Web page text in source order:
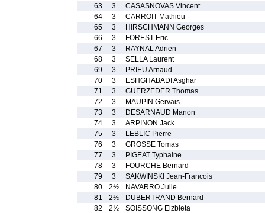
63
3
CASASNOVAS Vincent
64
3
CARROIT Mathieu
65
3
HIRSCHMANN Georges
66
3
FOREST Eric
67
3
RAYNAL Adrien
68
3
SELLA Laurent
69
3
PRIEU Arnaud
70
3
ESHGHABADI Asghar
71
3
GUERZEDER Thomas
72
3
MAUPIN Gervais
73
3
DESARNAUD Manon
74
3
ARPINON Jack
75
3
LEBLIC Pierre
76
3
GROSSE Tomas
77
3
PIGEAT Typhaine
78
3
FOURCHE Bernard
79
3
SAKWINSKI Jean-Francois
80
2½
NAVARRO Julie
81
2½
DUBERTRAND Bernard
82
2½
SOISSONG Elzbieta